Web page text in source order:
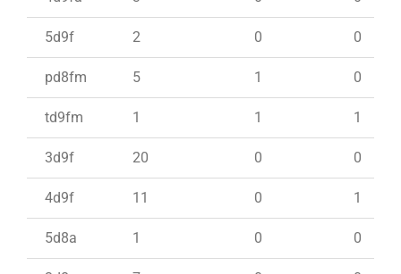
5d9f 2 0 0
pd8fm 5 1 0
td9fm 1 1 1
3d9f 20 0 0
4d9f 11 0 1
5d8a 1 0 0